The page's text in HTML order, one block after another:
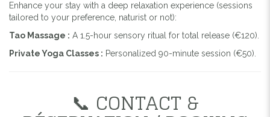
Enhance your stay with a deep relaxation experience (sessions
tailored to your preference, naturist or not):
Tao Massage : A 1.5-hour sensory ritual for total release (€120).
Private Yoga Classes : Personalized 90-minute session (€50).
📞 CONTACT &